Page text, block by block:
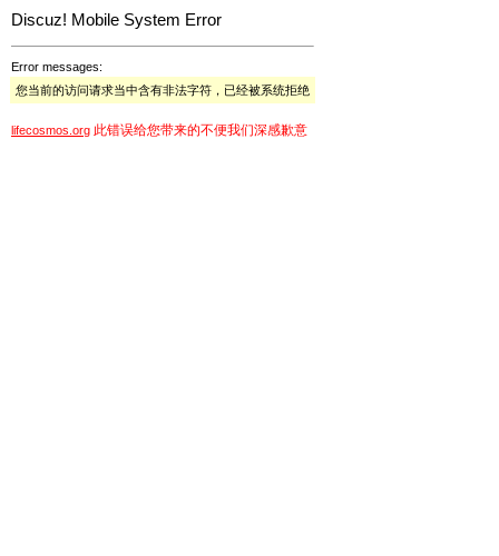
Discuz! Mobile System Error
Error messages:
您当前的访问请求当中含有非法字符，已经被系统拒绝
lifecosmos.org 此错误给您带来的不便我们深感歉意